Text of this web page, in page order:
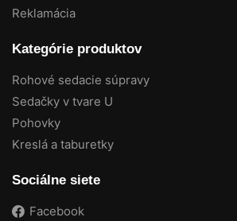
Reklamácia
Kategórie produktov
Rohové sedacie súpravy
Sedačky v tvare U
Pohovky
Kreslá a taburetky
Sociálne siete
Facebook